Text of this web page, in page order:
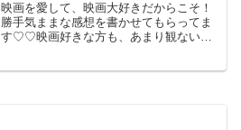
映画を愛して、映画大好きだからこそ！
勝手気ままな感想を書かせてもらってま
す♡♡映画好きな方も、あまり観ない方